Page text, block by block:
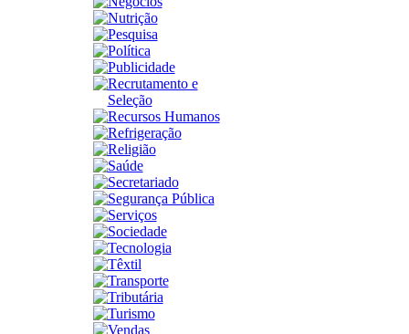
Nutrição
Pesquisa
Política
Publicidade
Recrutamento e
Seleção
Recursos Humanos
Refrigeração
Religião
Saúde
Secretariado
Segurança Pública
Serviços
Sociedade
Tecnologia
Têxtil
Transporte
Tributária
Turismo
Vendas